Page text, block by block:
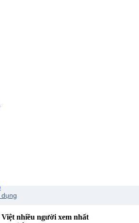
nhiều người xem nhất